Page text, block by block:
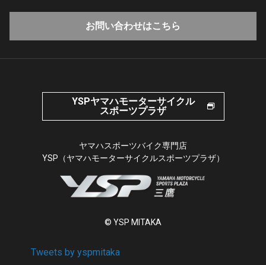
お問い合わせはこちら
YSPヤマハモーターサイクル
スポーツプラザ
ヤマハスポーツバイク専門店
YSP（ヤマハモーターサイクルスポーツプラザ）
© YSP MITAKA
Tweets by yspmitaka